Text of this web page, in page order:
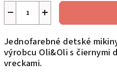
+
−
Jednofarebné detské
výrobcu Oli&Oli s čiernymi
vreckami.